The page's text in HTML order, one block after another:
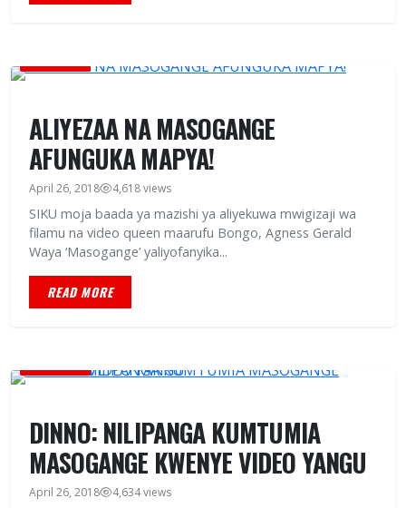
ALIYEZAA NA MASOGANGE
AFUNGUKA MAPYA!
April 26, 2018 4,618 views
SIKU moja baada ya mazishi ya aliyekuwa mwigizaji wa
filamu na video queen maarufu Bongo, Agness Gerald
Waya ‘Masogange’ yaliyofanyika...
READ MORE
DINNO: NILIPANGA KUMTUMIA
MASOGANGE KWENYE VIDEO YANGU
April 26, 2018 4,634 views